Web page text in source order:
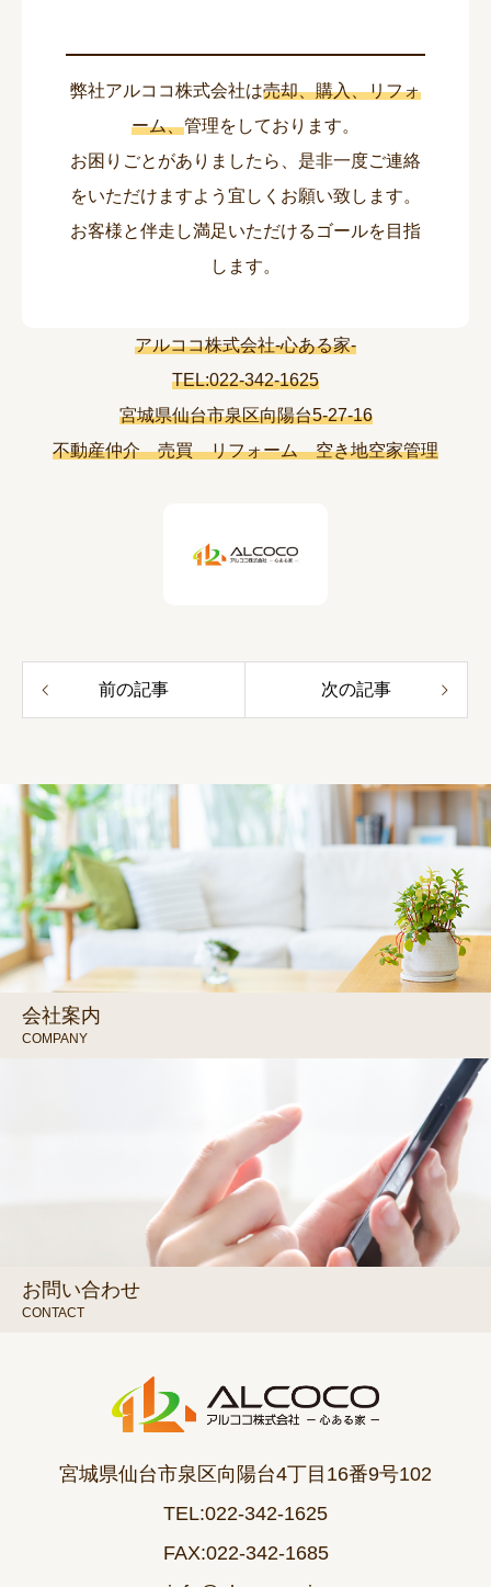
弊社アルココ株式会社は売却、購入、リフォ
ーム、管理をしております。
お困りごとがありましたら、是非一度ご連絡
をいただけますよう宜しくお願い致します。
お客様と伴走し満足いただけるゴールを 目指
します。
アルココ株式会社-心ある家-
TEL:022-342-1625
宮城県仙台市泉区向陽台5-27-16
不動産仲介 売買 リフォーム 空き地空家管理
前の記事 次の記事
会社案内
COMPANY
お問い合わせ
CONTACT
宮城県仙台市泉区向陽台4丁目16番9号102
TEL:022-342-1625
FAX:022-342-1685